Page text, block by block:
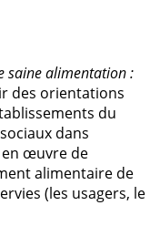
saine alimentation :
des orientations
du
dans
en œuvre de
alimentaire de
(les usagers, le